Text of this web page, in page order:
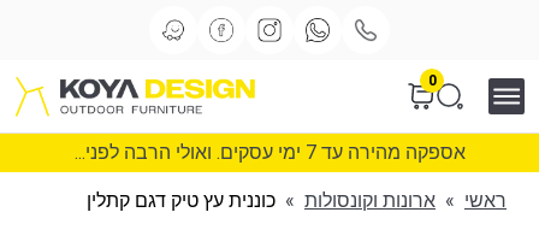
0
אספקה מהירה עד 7 ימי עסקים. ואולי הרבה לפני...
ראשי » ארונות וקונסולות » כוננית עץ טיק דגם קתלין